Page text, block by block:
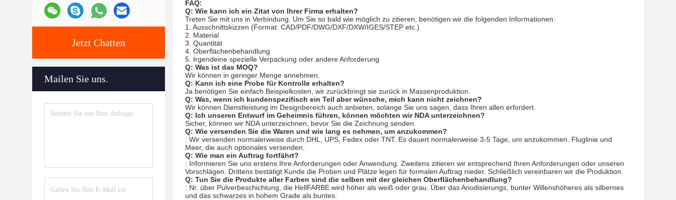
Jetzt Chatten
Mailen Sie uns.
FAQ:
Q: Wie kann ich ein Zitat von Ihrer Firma erhalten?
Treten Sie mit uns in Verbindung. Um Sie so bald wie möglich zu zitieren, benötigen wir die folgenden Informationen:
1. Ausschnittskizzen (Format: CAD/PDF/DWG/DXF/DXW/IGES/STEP etc.)
2. Material
3. Quantität
4. Oberflächenbehandlung
5. Irgendeine spezielle Verpackung oder andere Anforderung
Q: Was ist das MOQ?
Wir können in geringer Menge annehmen.
Q: Kann ich eine Probe für Kontrolle erhalten?
Ja benötigen Sie einfach Beispielkosten, wir zurückbringt sie zurück in Massenproduktion.
Q: Was, wenn ich kundenspezifisch ein Teil aber wünsche, mich kann nicht zeichnen?
Wir können Dienstleistung im Designbereich auch anbieten, solange Sie uns sagen, dass Ihren allen erfordert.
Q: Ich unseren Entwurf im Geheimnis führen, können möchten wir NDA unterzeichnen?
Sicher, können wir NDA unterzeichnen, bevor Sie die Zeichnung senden.
Q: Wie versenden Sie die Waren und wie lang es nehmen, um anzukommen?
: Wir versenden normalerweise durch DHL, UPS, Fedex oder TNT. Es dauert normalerweise 3-5 Tage, um anzukommen. Fluglinie und
Meer, die auch optionales versenden.
Q: Wie man ein Auftrag fortfährt?
: Informieren Sie uns erstens Ihre Anforderungen oder Anwendung. Zweitens zitieren wir entsprechend Ihren Anforderungen oder unseren
Vorschlägen. Drittens bestätigt Kunde die Proben und Plätze legen für formalen Auftrag nieder. Schließlich vereinbaren wir die Produktion.
Q: Tun Sie die Produkte aller Farben sind die selben mit der gleichen Oberflächenbehandlung?
: Nr. über Pulverbeschichtung, die HellFARBE wird höher als weiß oder grau. Über das Anodisierungs, bunter Willenshöheres als silbernes
und das schwarzes in hohem Grade als buntes.